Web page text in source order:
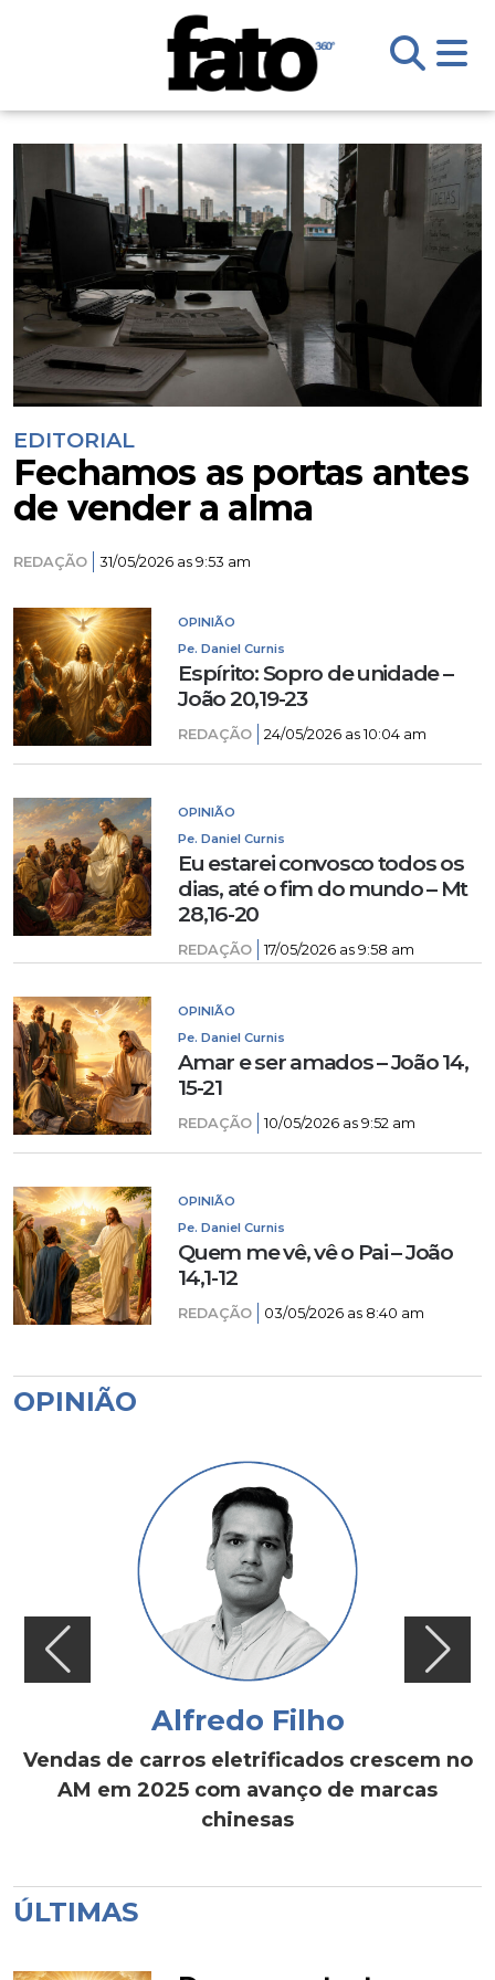
EDITORIAL
Fechamos as portas antes
de vender a alma
REDAÇÃO 31/05/2026 as 9:53 am
OPINIÃO
Pe. Daniel Curnis
Espírito: Sopro de unidade –
João 20,19-23
REDAÇÃO 24/05/2026 as 10:04 am
OPINIÃO
Pe. Daniel Curnis
Eu estarei convosco todos os
dias, até o fim do mundo – Mt
28,16-20
REDAÇÃO 17/05/2026 as 9:58 am
OPINIÃO
Pe. Daniel Curnis
Amar e ser amados – João 14,
15-21
REDAÇÃO 10/05/2026 as 9:52 am
OPINIÃO
Pe. Daniel Curnis
Quem me vê, vê o Pai – João
14,1-12
REDAÇÃO 03/05/2026 as 8:40 am
OPINIÃO
Alfredo Filho
Vendas de carros eletrificados crescem no
AM em 2025 com avanço de marcas
chinesas
ÚLTIMAS